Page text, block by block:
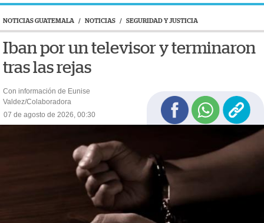
NOTICIAS GUATEMALA / NOTICIAS / SEGURIDAD Y JUSTICIA
Iban por un televisor y terminaron
tras las rejas
Con información de Eunise
Valdez/Colaboradora
07 de agosto de 2026, 00:30